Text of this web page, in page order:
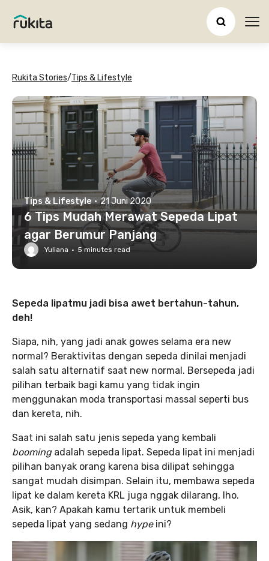
Rukita Stories/Tips & Lifestyle
Tips & Lifestyle · 21 Juni 2020
6 Tips Mudah Merawat Sepeda Lipat
agar Berumur Panjang
Yuliana · 5 minutes read
Sepeda lipatmu jadi bisa awet bertahun-tahun,
deh!
Siapa, nih, yang jadi anak gowes selama era new
normal? Beraktivitas dengan sepeda dinilai menjadi
salah satu alternatif saat new normal. Bersepeda jadi
pilihan terbaik bagi kamu yang tidak ingin
menggunakan moda transportasi massal seperti bus
dan kereta, nih.
Saat ini salah satu jenis sepeda yang kembali
boomingadalah sepeda lipat. Sepeda lipat ini menjadi
pilihan banyak orang karena bisa dilipat sehingga
sangat mudah disimpan. Selain itu, membawa sepeda
lipat ke dalam kereta KRL juga nggak dilarang, lho.
Asik, kan? Apakah kamu tertarik untuk membeli
sepeda lipat yang sedang hypeini?